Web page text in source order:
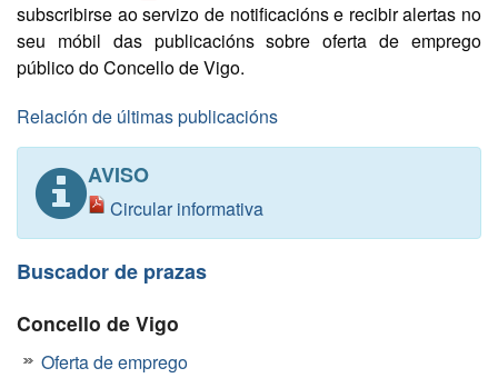
subscribirse ao servizo de notificacións e recibir alertas no
seu móbil das publicacións sobre oferta de emprego
público do Concello de Vigo.
Relación de últimas publicacións
AVISO
Circular informativa
Buscador de prazas
Concello de Vigo
Oferta de emprego